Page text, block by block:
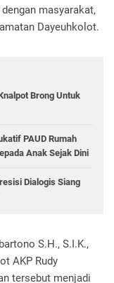
masyarakat,
Dayeuhkolot.
Brong Untuk
PAUD Rumah
Anak Sejak Dini
Dialogis Siang
S.H., S.I.K.,
AKP Rudy
tersebut menjadi